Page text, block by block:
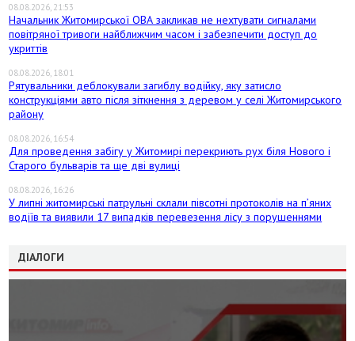
08.08.2026, 21:53
Начальник Житомирської ОВА закликав не нехтувати сигналами
повітряної тривоги найближчим часом і забезпечити доступ до
укриттів
08.08.2026, 18:01
Рятувальники деблокували загиблу водійку, яку затисло
конструкціями авто після зіткнення з деревом у селі Житомирського
району
08.08.2026, 16:54
Для проведення забігу у Житомирі перекриють рух біля Нового і
Старого бульварів та ще дві вулиці
08.08.2026, 16:26
У липні житомирські патрульні склали півсотні протоколів на пʼяних
водіїв та виявили 17 випадків перевезення лісу з порушеннями
ДІАЛОГИ